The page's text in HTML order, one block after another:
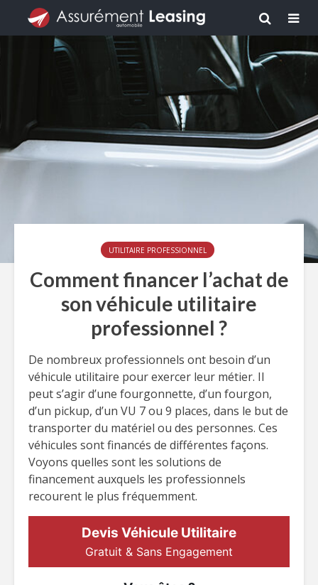
UTILITAIRE PROFESSIONNEL
Comment financer l’achat de
son véhicule utilitaire
professionnel ?
De nombreux professionnels ont besoin d’un
véhicule utilitaire pour exercer leur métier. Il
peut s’agir d’une fourgonnette, d’un fourgon,
d’un pickup, d’un VU 7 ou 9 places, dans le but de
transporter du matériel ou des personnes. Ces
véhicules sont financés de différentes façons.
Voyons quelles sont les solutions de
financement auxquels les professionnels
recourent le plus fréquemment.